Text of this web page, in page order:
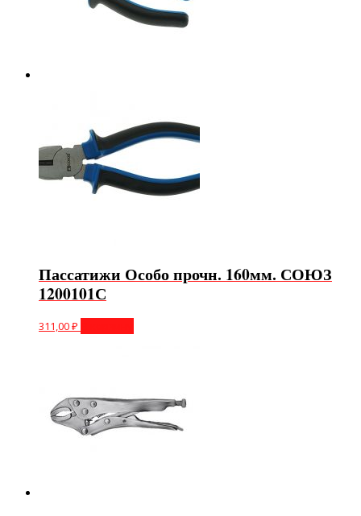
Пассатижи Особо прочн. 160мм. СОЮЗ
1200101С
311,00₽